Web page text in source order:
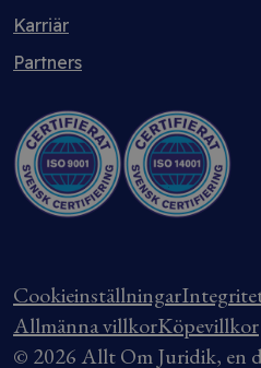
Karriär
Partners
Cookieinställningar
Allmänna villkorKöpevillkor
© 2026 Allt Om Juridik, en